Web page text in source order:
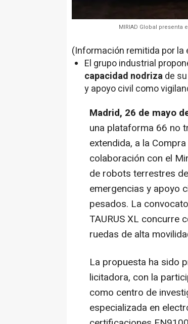
MIRIAD Global presenta
(Información remitida por
El grupo industrial
capacidad nodrizade
y apoyo civil como
Madrid, 26 de mayo
una plataforma 66 no
extendida, a la
colaboración con el
de robots terrestres
emergencias y apoyo
pesados. La
TAURUS XL concurre
ruedas de alta
La propuesta ha sido
licitadora, con la
como centro de
especializada en